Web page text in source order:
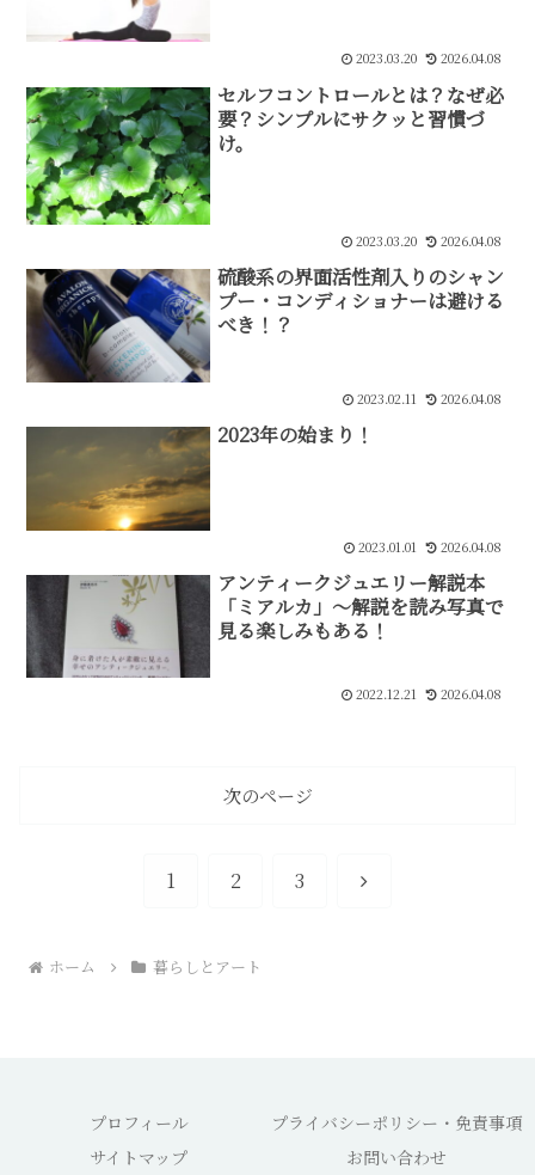
2023.03.20 2026.04.08
セルフコントロールとは？なぜ必
要？シンプルにサクッと習慣づ
け。
2023.03.20 2026.04.08
硫酸系の界面活性剤入りのシャン
プー・コンディショナーは避ける
べき！？
2023.02.11 2026.04.08
2023年の始まり！
2023.01.01 2026.04.08
アンティークジュエリー解説本
「ミアルカ」〜解説を読み写真で
見る楽しみもある！
2022.12.21 2026.04.08
次のページ
1 2 3
次
ホーム 暮らしとアート
プロフィール
プライバシーポリシー・免責事項
サイトマップ
お問い合わせ